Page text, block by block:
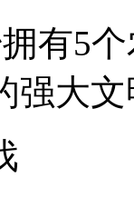
有5
强大